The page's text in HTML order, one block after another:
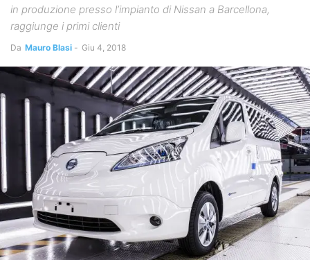
in produzione presso l’impianto di Nissan a Barcellona,
raggiunge i primi clienti
Da Mauro Blasi - Giu 4, 2018